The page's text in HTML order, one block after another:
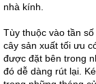
nhà kính.
Tùy thuộc vào tần
cây sản xuất tối ưu
được đặt bên trong
đó dễ dàng rút lại.